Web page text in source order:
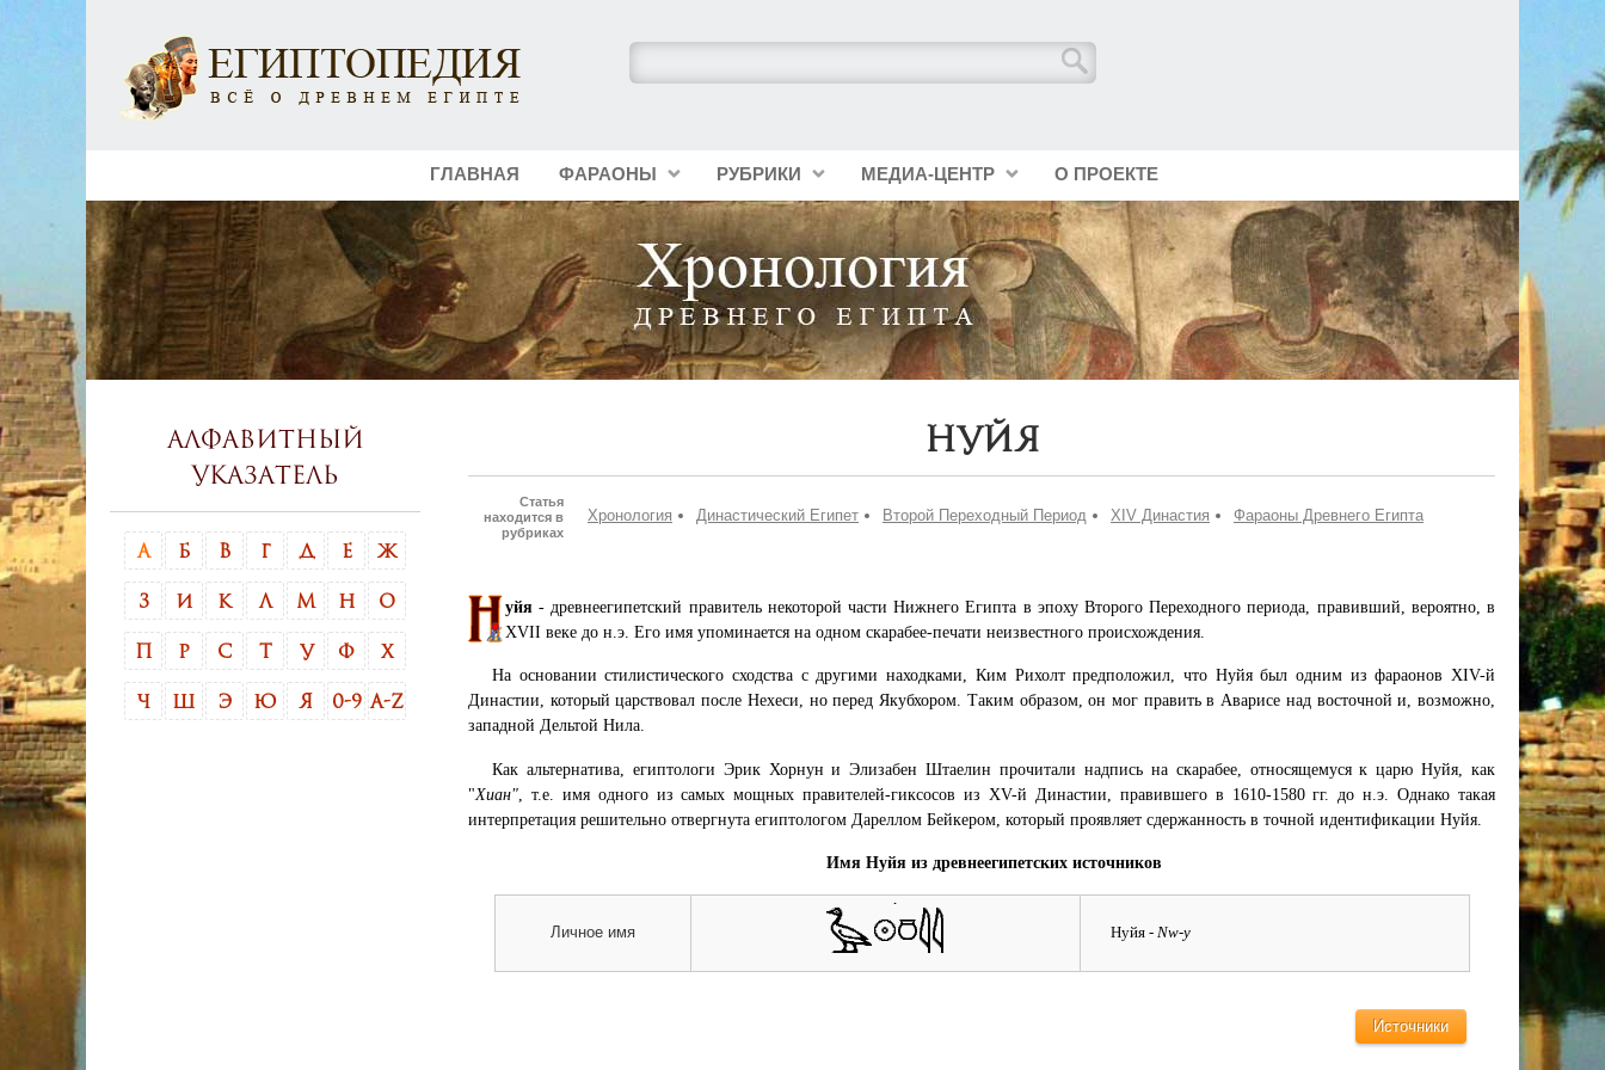
ГЛАВНАЯ ФАРАОНЫ РУБРИКИ МЕДИА-ЦЕНТР О ПРОЕКТЕ
Нуйя
Статья
находится в
рубриках
Хронология Династический Египет Второй Переходный Период XIV Династия Фараоны Древнего Египта
уйя - древнеегипетский правитель некоторой части Нижнего Египта в эпоху Второго Переходного периода, правивший, вероятно, в
XVII веке до н.э. Его имя упоминается на одном скарабее-печати неизвестного происхождения.
На основании стилистического сходства с другими находками, Ким Рихолт предположил, что Нуйя был одним из фараонов XIV-й
Династии, который царствовал после Нехеси, но перед Якубхором. Таким образом, он мог править в Аварисе над восточной и, возможно,
западной Дельтой Нила.
Как альтернатива, египтологи Эрик Хорнун и Элизабен Штаелин прочитали надпись на скарабее, относящемуся к царю Нуйя, как
"Хиан" , т.е. имя одного из самых мощных правителей-гиксосов из XV-й Династии, правившего в 1610-1580 гг. до н.э. Однако такая
интерпретация решительно отвергнута египтологом Дареллом Бейкером, который проявляет сдержанность в точной идентификации Нуйя.
Имя Нуйя из древнеегипетских источников
Личное имя Нуйя- Nw-y
Источники
Алфавитный
указатель
А Б В Г Д Е Ж
З И К Л М Н О
Р С Т У Ф Х
Ч Э Ю Я 0-9 A-Z